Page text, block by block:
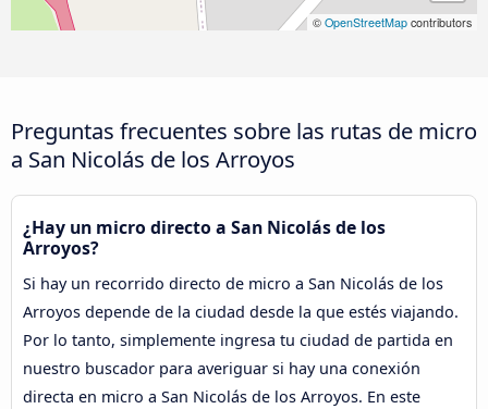
© OpenStreetMap contributors
Preguntas frecuentes sobre las rutas de micro
a San Nicolás de los Arroyos
¿Hay un micro directo a San Nicolás de los
Arroyos?
Si hay un recorrido directo de micro a San Nicolás de los
Arroyos depende de la ciudad desde la que estés viajando.
Por lo tanto, simplemente ingresa tu ciudad de partida en
nuestro buscador para averiguar si hay una conexión
directa en micro a San Nicolás de los Arroyos. En este